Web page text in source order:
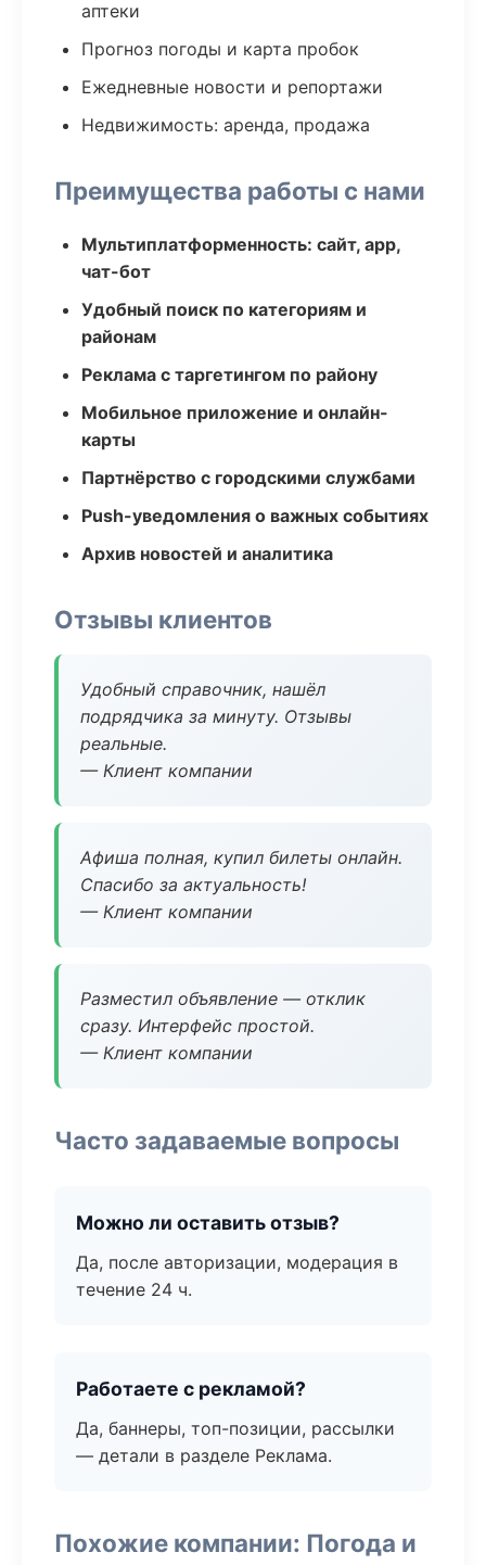
аптеки
Прогноз погоды и карта пробок
Ежедневные новости и репортажи
Недвижимость: аренда, продажа
Преимущества работы с нами
Мультиплатформенность: сайт, app,
чат-бот
Удобный поиск по категориям и
районам
Реклама с таргетингом по району
Мобильное приложение и онлайн-
карты
Партнёрство с городскими службами
Push-уведомления о важных событиях
Архив новостей и аналитика
Отзывы клиентов
Удобный справочник, нашёл
подрядчика за минуту. Отзывы
реальные.
— Клиент компании
Афиша полная, купил билеты онлайн.
Спасибо за актуальность!
— Клиент компании
Разместил объявление — отклик
сразу. Интерфейс простой.
— Клиент компании
Часто задаваемые вопросы
Можно ли оставить отзыв?
Да, после авторизации, модерация в
течение 24 ч.
Работаете с рекламой?
Да, баннеры, топ-позиции, рассылки
— детали в разделе Реклама.
Похожие компании: Погода и